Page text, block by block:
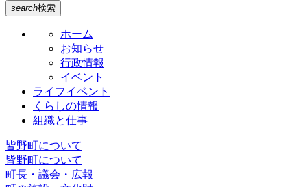
search検索
ホーム
お知らせ
行政情報
イベント
ライフイベント
くらしの情報
組織と仕事
皆野町について
皆野町について
町長・議会・広報